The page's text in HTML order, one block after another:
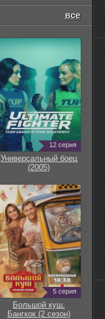
все
12 серия
Универсальный боец
(2005)
5 серия
Большой куш.
Бангкок (2 сезон)